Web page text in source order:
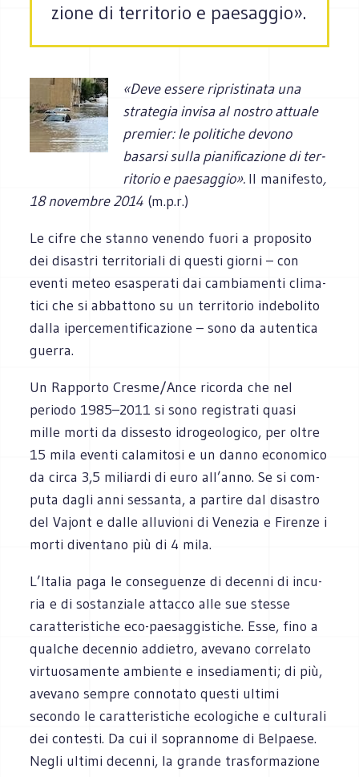
zione di ter­ri­to­rio e paesaggio».
«Deve essere ripri­sti­nata una
stra­te­gia invisa al nostro attuale
pre­mier: le poli­ti­che devono
basarsi sulla pia­ni­fi­ca­zione di ter­
ri­to­rio e paesaggio». Il manifesto,
18 novembre 2014 (m.p.r.)
Le cifre che stanno venendo fuori a pro­po­sito
dei disa­stri ter­ri­to­riali di que­sti giorni – con
eventi meteo esa­spe­rati dai cam­bia­menti cli­ma­
tici che si abbat­tono su un ter­ri­to­rio inde­bo­lito
dalla iper­ce­men­ti­fi­ca­zione – sono da auten­tica
guerra.
Un Rap­porto Cresme/Ance ricorda che nel
periodo 1985–2011 si sono regi­strati quasi
mille morti da dis­se­sto idro­geo­lo­gico, per oltre
15 mila eventi cala­mi­tosi e un danno eco­no­mico
da circa 3,5 miliardi di euro all’anno. Se si com­
puta dagli anni ses­santa, a par­tire dal disa­stro
del Vajont e dalle allu­vioni di Vene­zia e Firenze i
morti diven­tano più di 4 mila.
L’Italia paga le con­se­guenze di decenni di incu­
ria e di sostan­ziale attacco alle sue stesse
carat­te­ri­sti­che eco-paesaggistiche. Esse, fino a
qual­che decen­nio addie­tro, ave­vano cor­re­lato
vir­tuo­sa­mente ambiente e inse­dia­menti; di più,
ave­vano sem­pre con­no­tato que­sti ultimi
secondo le carat­te­ri­sti­che eco­lo­gi­che e cul­tu­rali
dei con­te­sti. Da cui il sopran­nome di Bel­paese.
Negli ultimi decenni, la grande tra­sfor­ma­zione